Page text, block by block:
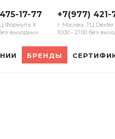
17-77
Формула Х
без выходных
+7(977) 421-
г. Москва, ТЦ Dexter
10:00 - 21:00 без
БРЕНДЫ